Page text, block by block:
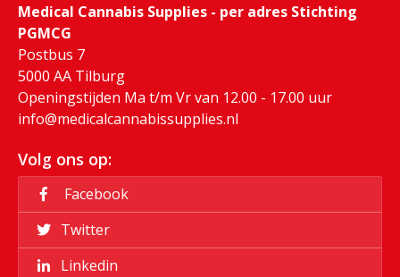
Medical Cannabis Supplies - per adres Stichting
PGMCG
Postbus 7
5000 AA Tilburg
Openingstijden Ma t/m Vr van 12.00 - 17.00 uur
info@medicalcannabissupplies.nl
Volg ons op:
Facebook
Twitter
Linkedin